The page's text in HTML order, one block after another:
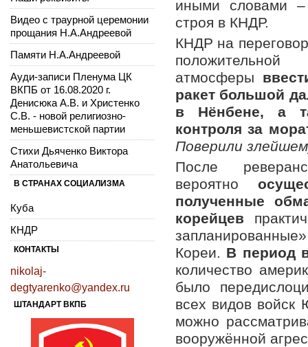
иными словами –
строя в КНДР.
КНДР на
положительной
атмосферы
ракет большой
в Нёнбене, а
контроля за
Поверили
После
вероятно
полученные
корейцев
Кореи. В период
количество
было
всех видов войск
можно
вооружённой
Видео с траурной церемонии
прощания Н.А.Андреевой
Памяти Н.А.Андреевой
Ауди-записи Пленума ЦК
ВКПБ от 16.08.2020 г.
Денисюка А.В. и Христенко
С.В. - новой религиозно-
меньшевистской партии
Стихи Дьяченко Виктора
Анатольевича
В СТРАНАХ СОЦИАЛИЗМА
Куба
КНДР
КОНТАКТЫ
nikolaj-
degtyarenko@yandex.ru
ШТАНДАРТ ВКПБ